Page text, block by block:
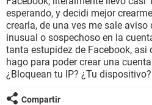
esperando, y decidi mejor
crearla, de una ves me sale
inusual o sospechoso en la
tanta estupidez de Facebook, asi
hago para poder crear una
¿Bloquean tu IP? ¿Tu
Compartir